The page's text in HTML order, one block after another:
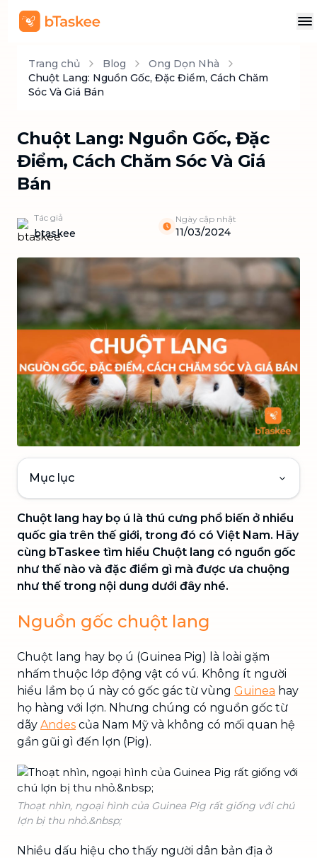
Trang chủ Blog
Ong Dọn Nhà
Chuột Lang: Nguồn Gốc, Đặc Điểm, Cách Chăm
Sóc Và Giá Bán
Chuột Lang: Nguồn Gốc, Đặc
Điểm, Cách Chăm Sóc Và Giá
Bán
Tác giả
btaskee
Ngày cập nhật
11/03/2024
Mục lục
Chuột lang hay bọ ú là thú cưng phổ biến ở nhiều
quốc gia trên thế giới, trong đó có Việt Nam. Hãy
cùng bTaskee tìm hiểu Chuột lang có nguồn gốc
như thế nào và đặc điểm gì mà được ưa chuộng
như thế trong nội dung dưới đây nhé.
Nguồn gốc chuột lang
Chuột lang hay bọ ú (Guinea Pig) là loài gặm
nhấm thuộc lớp động vật có vú. Không ít người
hiểu lầm bọ ú này có gốc gác từ vùng Guinea hay
họ hàng với lợn. Nhưng chúng có nguồn gốc từ
dãy Andes của Nam Mỹ và không có mối quan hệ
gần gũi gì đến lợn (Pig).
Thoạt nhìn, ngoại hình của Guinea Pig rất giống với chú
lợn bị thu nhỏ.&nbsp;
Nhiều dấu hiệu cho thấy người dân bản địa ở